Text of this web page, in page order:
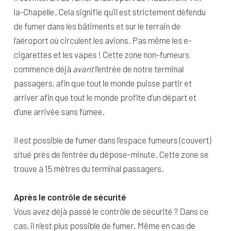
la-Chapelle. Cela signifie qu’il est strictement défendu
de fumer dans les bâtiments et sur le terrain de
l’aéroport où circulent les avions. Pas même les e-
cigarettes et les vapes ! Cette zone non-fumeurs
commence déjà avantl’entrée de notre terminal
passagers, afin que tout le monde puisse partir et
arriver afin que tout le monde profite d’un départ et
d’une arrivée sans fúmee.
Il est possible de fumer dans l’espace fumeurs (couvert)
situé près de l’entrée du dépose-minute. Cette zone se
trouve à 15 mètres du terminal passagers.
Après le contrôle de sécurité
Vous avez déjà passé le contrôle de sécurité ? Dans ce
cas, il n’est plus possible de fumer. Même en cas de